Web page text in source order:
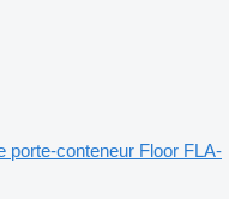
porte-conteneur Floor FLA-